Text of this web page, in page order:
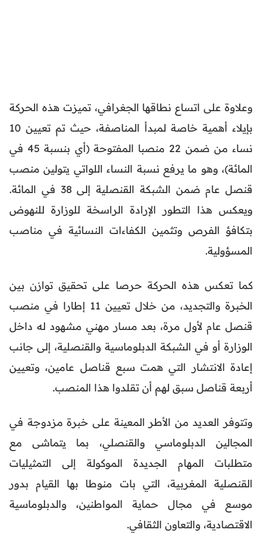
وعلاوة على اتساع نطاقها الجغرافي، تميزت هذه الحركة
بإيلاء أهمية خاصة لمبدأ المناصفة، حيث تم تعيين 10
نساء من ضمن 22 منصبا المفتوحة (أي بنسبة 45 في
المائة)، وهو ما يرفع نسبة النساء اللواتي يتولين منصب
قنصل عام ضمن الشبكة القنصلية إلى 38 في المائة.
ويعكس هذا التطور الإرادة الراسخة للوزارة للنهوض
بتكافؤ الفرص وتثمين الكفاءات النسائية في مناصب
المسؤولية.
كما تعكس هذه الحركة حرصا على تحقيق توازن بين
الخبرة والتجديد، من خلال تعيين 11 إطارا في منصب
قنصل عام لأول مرة، بعد مسار مهني مشهود له داخل
الوزارة أو في الشبكة الدبلوماسية والقنصلية، إلى جانب
إعادة الانتشار التي همت سبع قناصل عامين، وتعيين
أربعة قناصل سبق لهم أن تقلدوا هذا المنصب.
وتتوفر العديد من الأطر المعينة على خبرة مزدوجة في
المجالين الدبلوماسي والقنصلي، بما يتماشى مع
متطلبات المهام الجديدة الموكولة إلى التمثيليات
القنصلية المغربية، التي بات منوطا بها القيام بدور
موسع في مجال حماية المواطنين، والدبلوماسية
الاقتصادية، والتعاون الثقافي.